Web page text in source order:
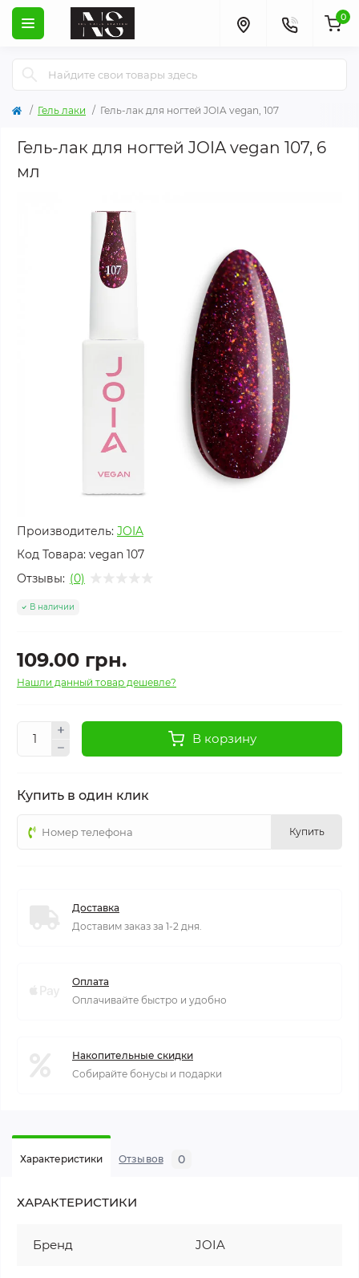
0
Гель лаки Гель-лак для ногтей JOIA vegan, 107
Гель-лак для ногтей JOIA vegan 107, 6
мл
Производитель: JOIA
Код Товара: vegan 107
Отзывы: (0)
В наличии
109.00 грн.
Нашли данный товар дешевле?
В корзину
Купить в один клик
Купить
Доставка
Доставим заказ за 1-2 дня.
Оплата
Оплачивайте быстро и удобно
Накопительные скидки
Собирайте бонусы и подарки
Характеристики Отзывов 0
ХАРАКТЕРИСТИКИ
Бренд JOIA